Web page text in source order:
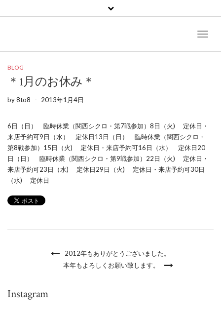
BLOG
＊1月のお休み＊
by8to8 - 2013年1月4日
6日（日） 臨時休業（関西シクロ・第7戦参加）8日（火) 定休日・
来店予約可9日（水） 定休日13日（日） 臨時休業（関西シクロ・
第8戦参加）15日（火) 定休日・来店予約可16日（水） 定休日20
日（日） 臨時休業（関西シクロ・第9戦参加）22日（火) 定休日・
来店予約可23日（水) 定休日29日（火) 定休日・来店予約可30日
（水) 定休日
2012年もありがとうございました。
本年もよろしくお願い致します。
Instagram